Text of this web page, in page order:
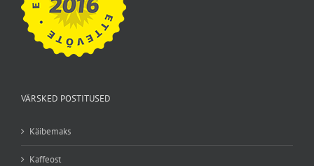
VÄRSKED POSTITUSED
Käibemaks
Kaffeost